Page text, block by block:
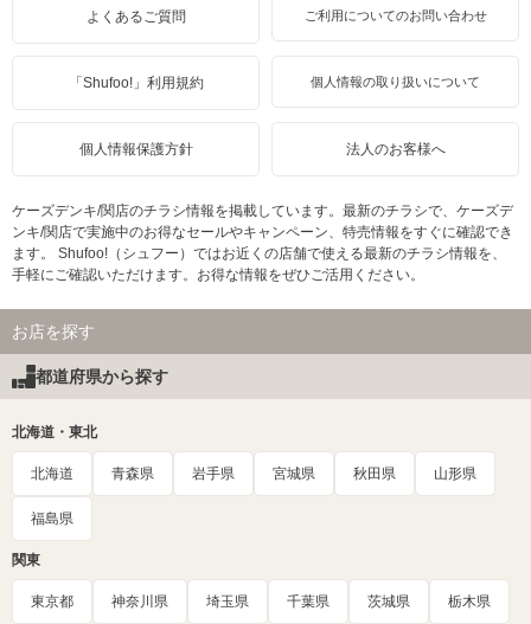
よくあるご質問 ご利用についてのお問い合わせ
「Shufoo!」利用規約 個人情報の取り扱いについて
個人情報保護方針 法人のお客様へ
ケーズデンキ/関店のチラシ情報を掲載しています。最新のチラシで、ケーズデ
ンキ/関店で実施中のお得なセールやキャンペーン、特売情報をすぐに確認でき
ます。 Shufoo!（シュフー）ではお近くの店舗で使える最新のチラシ情報を、
手軽にご確認いただけます。お得な情報をぜひご活用ください。
お店を探す
都道府県から探す
北海道・東北
北海道 青森県 岩手県 宮城県 秋田県 山形県
福島県
関東
東京都 神奈川県 埼玉県 千葉県 茨城県 栃木県